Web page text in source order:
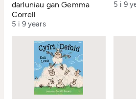
darluniau gan Gemma
Correll
5 i 9 years
5 i 9